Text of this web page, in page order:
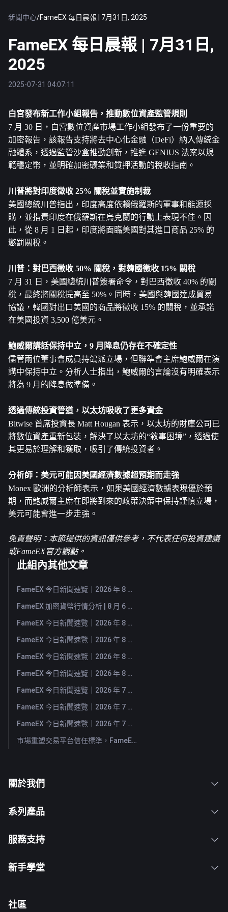
新聞中心/FameEX 每日晨報 | 7月31日, 2025
FameEX 每日晨報 | 7月31日,
2025
2025-07-31 04:07:11
白宮發布新工作小組報告，推動數位資產監管規則
7 月 30 日，白宮數位資產市場工作小組發布了一份重要的
加密報告，該報告支持將去中心化金融（DeFi）納入傳統金
融體系，透過監管沙盒推動創新，推進 GENIUS 法案以規
範穩定幣，並明確加密礦業和質押活動的稅收指南。
川普將對印度徵收 25% 關稅並實施制裁
美國總統川普指出，印度高度依賴俄羅斯的軍事和能源採
購，並指責印度在俄羅斯在烏克蘭的行動上表現不佳。因
此，從 8 月 1 日起，印度將面臨美國對其進口商品 25% 的
懲罰關稅。
川普：對巴西徵收 50% 關稅，對韓國徵收 15% 關稅
7 月 31 日，美國總統川普簽署命令，對巴西徵收 40% 的關
稅，最終將關稅提高至 50%。同時，美國與韓國達成貿易
協議，韓國對出口美國的商品將徵收 15% 的關稅，並承諾
在美國投資 3,500 億美元。
鮑威爾講話保持中立，9 月降息仍存在不確定性
儘管兩位董事會成員持鴿派立場，但聯準會主席鮑威爾在演
講中保持中立。分析人士指出，鮑威爾的言論沒有明確表示
將為 9 月的降息做準備。
透過傳統投資管道， 以太坊吸收了更多資金
Bitwise 首席投資長 Matt Hougan 表示，以太坊的財庫公司已
將數位資產重新包裝，解決了以太坊的“敘事困境”，透過使
其更易於理解和獲取，吸引了傳統投資者。
分析師：美元可能因美國經濟數據超預期而走強
Monex 歐洲的分析師表示，如果美國經濟數據表現優於預
期，而鮑威爾主席在即將到來的政策決策中保持謹慎立場，
美元可能會進一步走強。
免責聲明：本節提供的資訊僅供參考，不代表任何投資建議
或FameEX官方觀點。
此組內其他文章
FameEX 今日新聞速覽｜2026 年 8 月 7 日
FameEX 加密貨幣行情分析 | 8 月 6 日, 2026
FameEX 今日新聞速覽｜2026 年 8 月 6 日
FameEX 今日新聞速覽｜2026 年 8 月 5 日
FameEX 今日新聞速覽｜2026 年 8 月 4 日
FameEX 今日新聞速覽｜2026 年 8 月 3 日
FameEX 今日新聞速覽｜2026 年 7 月 31 日
FameEX 今日新聞速覽｜2026 年 7 月 30 日
FameEX 今日新聞速覽｜2026 年 7 月 29 日
市場重塑交易平台信任標準，FameEX 以八年穩健營運持續服務全球用戶
關於我們
系列產品
服務支持
新手學堂
社區